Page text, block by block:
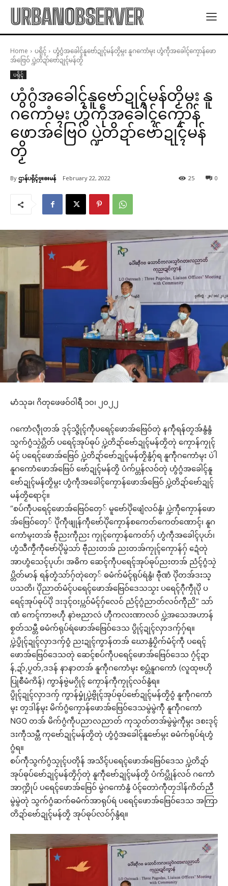
URBANOBSERVER
Home ပရိုၚ်
ဟွံဂွံအခေါၚ်နူဗော်ဍုၚ်မန်တၟိမ္ဂး နူဂကောံမ္ၚး ဟွံကဵုအခေါၚ်ကၠောန်ဖော
အ်ဗြေဝ် ပ္ဍဲတိဍာ်ဗော်ဍုၚ်မန်တၟိ
ပရိုၚ်
ဟွံဂွံအခေါၚ်နူဗော်ဍုၚ်မန်တၟိမ္ဂး နူ
ဂကောံမ္ၚး ဟွံကဵုအခေါၚ်ကၠောန်
ဖောအ်ဗြေဝ် ပ္ဍဲတိဍာ်ဗော်ဍုၚ်မန်
တၟိ
By ဌာန်ပရိုၚ်ဗၠးၜးမန် February 22, 2022 0
25
မာံသုခ၊ ဂိတုဖေဖဝ်ဝါရဳ ၁၀၊ ၂၀၂၂
ဂကောံလ္ၚဵုတအ် ဒုၚ်သ္ဇိုၚ်ကဵုပရေၚ်ဖောအ်ဗြေဝ်တုဲ နကဵုရန်တၟအ်နွံနွံ
သွက်ဂွံသၠဲပ္တိတ် ပရေၚ်အုပ်ဓုပ် ပ္ဍဲတိဍာ်ဗော်ဍုၚ်မန်တၟိတုဲ ကၠောန်ကၠုၚ်
မံၚ် ပရေၚ်ဖောအ်ဗြေဝ် ပ္ဍဲတိဍာ်ဗော်ဍုၚ်မန်တၟိနွံဂှ်ရ နူကဵုဂကောံမ္ၚး ပဲါ
နူဂကောံဖောအ်ဗြေဝ် ဗော်ဍုၚ်မန်တၟိ ပံက်ပ္တန်လဝ်တုဲ ဟွံဂွံအခေါၚ်နူ
ဗော်ဍုၚ်မန်တၟိမ္ဂး ဟွံကဵုအခေါၚ်ကၠောန်ဖောအ်ဗြေဝ် ပ္ဍဲတိဍာ်ဗော်ဍုၚ်
မန်တၟိရောၚ်။
“စပ်ကဵုပရေၚ်ဖောအ်ဗြေဝ်တှေ် မူဗော်ပိုဲဖျေံလဝ်နွံ၊ ပ္ဍဲကဵုကၠောန်ဖော
အ်ဗြေဝ်တှေ် ပိုဲကဵုဖျုန်ကဵုဗော်ပိုဲကၠောန်စကေတ်ကေတ်ဏောၚ်၊ နူဂ
ကောံမ္ၚးတအ် ဗီုညးကဵုညး ကၠုၚ်ကၠောန်ကေတ်ဂှ် ဟွံကဵုအခေါၚ်ပုဟ်၊
ဟွံသဳကၠဳကဵုဗော်ပိုဲမွဲသာ် ဗီုညးတအ် ညးတအ်ကၠုၚ်ကၠောန်ဂှ် ဍေံတုဲ
အာဟွံသေၚ်ပုဟ်၊ အဓိက ဆေၚ်ကဵုပရေၚ်အုပ်ဓုပ်ညးတအ် ညံၚ်ဂွံသၠဲ
ပ္တိတ်မာန် ရန်တၟံသာ်ဂှ်တုဲတှေ် ဓမံက်မံၚ်ရုပ်ရဴနွံ၊ ဗီုဏံ ပိုဲတအ်ဒးသ္
ပသတိ၊ ပိုဲညာတ်မံၚ်ပရေၚ်ဖောအ်ဗြေဝ်ဒေသသၟး ပရေၚ်ဂီုကၠီုပိုဲ ပ
ရေၚ်အုပ်ဓုပ်ပိုဲ ဒးဒုၚ်ဝးပ္ကဝ်မံၚ်ဂှ်လေဝ် ညံၚ်ဂွံညာတ်လဝ်ကီုညိ” သာ်
ဏံ ကေၚ်ကာဗဟဵု နာဲဗညာလဴ ဟီုကလးဏာလဝ် ပ္ဍဲအသေအဟာန်
စၟတ်သမ္တီ ဓမံက်ရုပ်ရဴဖောအ်ဗြေဝ်ဒေသ ပွိုၚ်ဍုၚ်လှာဒကှ်ဂှ်ရ။
ပ္ဍဲပွိုၚ်ဍုၚ်လှာဒကှ်ဝွံ ညးဍုၚ်ကွာန်တအ် ဃောနွံပၟိက်မံၚ်ကဵု ပရေၚ်
ဖောအ်ဗြေဝ်ဒေသတုဲ ဆေၚ်စပ်ကဵုပရေၚ်ဖောအ်ဗြေဝ်ဒေသ ဂၠံၚ်ဍာ
န်,ဍာ်,ပၟတ်,ဒဒန် နာနာတအ် နူကဵုဂကောံမ္ၚး စပ္တံနူဂကောံ (လူထုဗဟို
ပြုစီမံကိန်) ကွာန်ဗွဲမဂၠိုၚ် ကၠောန်ကဵုကၠုၚ်လဝ်နွံရ။
ပွိုၚ်ဍုၚ်လှာဒကှ် ကွာန်မၞုံပ္ဍဲဗွိုၚ်အုပ်ဓုပ်ဗော်ဍုၚ်မန်တၟိဝွံ နူကဵုဂကောံ
မ္ၚး တၠဒါန်မ္ၚး မိက်ဂွံကၠောန်ဖောအ်ဗြေဝ်ဒေသမွဲမွဲကီု နူကဵုဂကောံ
NGO တအ် မိက်ဂွံကဵုပညာလညာတ် ကုသၟတ်တအ်မွဲမွဲကီုမ္ဂး ဒစးဒုၚ်
ဒးကဵုသမ္တီ ကုဗော်ဍုၚ်မန်တၟိတုဲ ဟွံဂွံအခေါၚ်နူဗော်မ္ဂး ဓမံက်ရုပ်ရဴဟွံ
ဂွံရ။
စပ်ကဵုသွက်ဂွံသၠုၚ်ပတိုန် အသိၚ်ပရေၚ်ဖောအ်ဗြေဝ်ဒေသ ပ္ဍဲတိဍာ်
အုပ်ဓုပ်ဗော်ဍုၚ်မန်တၟိဂှ်တုဲ နူကဵုဗော်ဍုၚ်မန်တၟိ ပံက်ပ္တိုန်လဝ် ဂကောံ
အာက္ဍိုပ် ပရေၚ်ဖောအ်ဗြေဝ် မွဲဂကောံနွံ ပံၚ်တောဲကဵုတၠဒါန်ကိတ်ညဳ
မွဲမွဲတုဲ သွက်ဂွံဆက်ဓမံက်အာရုပ်ရဴ ပရေၚ်ဖောအ်ဗြေဝ်ဒေသ အကြာ
တိဍာ်ဗော်ဍုၚ်မန်တၟိ အုပ်ဓုပ်လဝ်ဂှ်နွံရ။